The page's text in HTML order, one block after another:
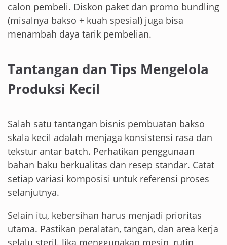
calon pembeli. Diskon paket dan promo bundling
(misalnya bakso + kuah spesial) juga bisa
menambah daya tarik pembelian.
Tantangan dan Tips Mengelola
Produksi Kecil
Salah satu tantangan bisnis pembuatan bakso
skala kecil adalah menjaga konsistensi rasa dan
tekstur antar batch. Perhatikan penggunaan
bahan baku berkualitas dan resep standar. Catat
setiap variasi komposisi untuk referensi proses
selanjutnya.
Selain itu, kebersihan harus menjadi prioritas
utama. Pastikan peralatan, tangan, dan area kerja
selalu steril. Jika menggunakan mesin, rutin